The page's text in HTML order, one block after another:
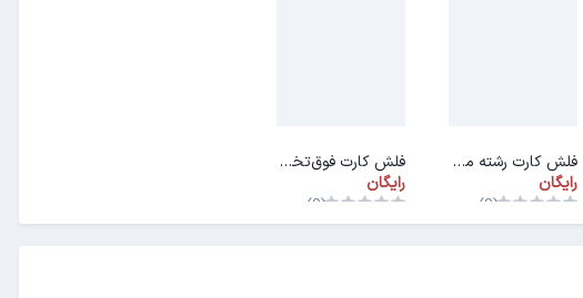
فلش کارت رشته مهندسی اپتیک و لیزر
رایگان
(0)
فلش کارت فوق‌تخصص‌ها (فلوشیپ)
رایگان
(0)